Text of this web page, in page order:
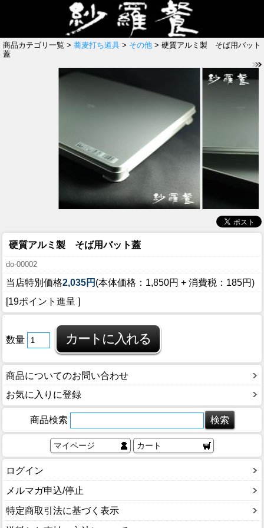
商品カテゴリ一覧 > 蕎麦打ち道具 > その他 > 硬質アルミ製 そば用バット
蓋
硬質アルミ製 そば用バット蓋
do-00002
当店特別価格2,035円 (本体価格：1,850円 + 消費税：185円)
[19ポイント進呈 ]
数量
商品についてのお問い合わせ
お気に入りに登録
商品検索
マイページ カート
ログイン
メルマガ申込/停止
特定商取引法に基づく表示